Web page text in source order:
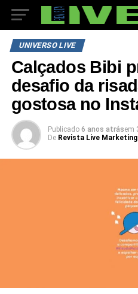
UNIVERSO LIVE
Calçados Bibi
desafio da
gostosa no
Publicado 6 anos atrásem
De Revista Live Marketing